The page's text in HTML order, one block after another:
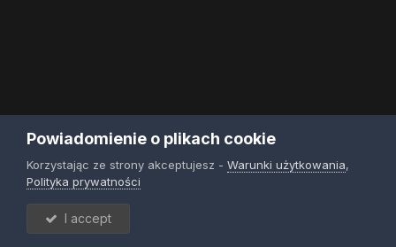
Powiadomienie o plikach cookie
Korzystając ze strony akceptujesz - Warunki użytkowania,
Polityka prywatności
I accept